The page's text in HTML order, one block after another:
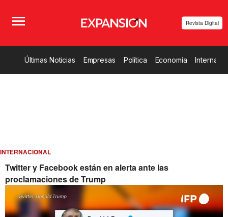
Revista Digital
Últimas Noticias Empresas Política Economía
INTERNACIONAL
Twitter y Facebook están en alerta ante las
proclamaciones de Trump